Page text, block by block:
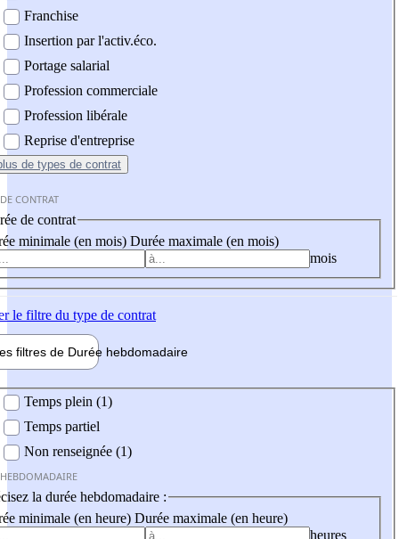
Franchise
Insertion par l'activ.éco.
Portage salarial
Profession commerciale
Profession libérale
Reprise d'entreprise
de types de contrat
CONTRAT
de contrat
minimale (en mois) Durée maximale (en mois)
mois
le filtre du type de contrat
filtres de Durée hebdomadaire
Temps plein (1)
Temps partiel
Non renseignée (1)
la durée hebdomadaire :
minimale (en heure) Durée maximale (en heure)
heures